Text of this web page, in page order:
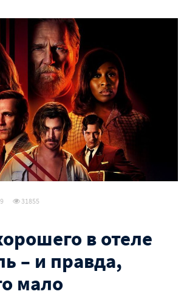
31855
в отеле
– и правда,
мало